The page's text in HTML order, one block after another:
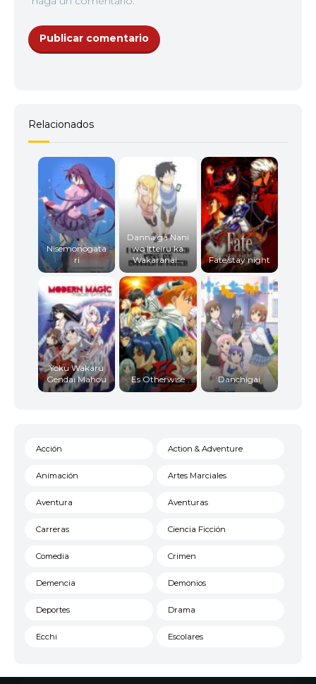
Relacionados
Nisemonogata
ri
Danna ga Nani
wo Itteiru ka
Wakaranai...
Fate/stay night
Yoku Wakaru
Gendai Mahou
Es Otherwise Danchigai
Acción Action & Adventure
Animación Artes Marciales
Aventura Aventuras
Carreras Ciencia Ficción
Comedia Crimen
Demencia Demonios
Deportes Drama
Ecchi Escolares